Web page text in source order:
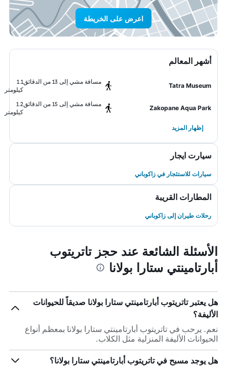
اعرض على الخريطة
أشهر المعالم
Tatra Museum
مسافة مشي إلى 13 من الدقائق
1.1
كيلومتر
Zakopane Aqua Park
مسافة مشي إلى 15 من الدقائق
1.2
كيلومتر
إظهار المزيد
سيارت ايجار
سيارات للاستئجار في زاكوباني
المطارات القريبة
رحلات طيران إلى زاكوباني
الأسئلة الشائعة عند حجز تاتريتوب
أبارتامينتي ستارا بولانا
هل يعتبر تاتريتوب أبارتامينتي ستارا بولانا صديقاً للحيوانات
الأليفة؟
نعم. يرحب في تاتريتوب أبارتامينتي ستارا بولانا بمعظم أنواع
الحيوانات الأليفة المنزلية مثل الكلاب.
هل يوجد مسبح في تاتريتوب أبارتامينتي ستارا بولانا؟